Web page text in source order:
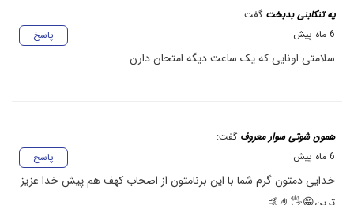
یه تنکابنی بدبخت گفت:
پاسخ
6 ماه پیش
سلامتی اونایی که یک ساعت دیگه امتحان دارن
همون شوتی سوار معروف گفت:
پاسخ
6 ماه پیش
خدایی دمتون گرم شما با این برنامتون از اصحاب کهف هم پیش خدا عزیز